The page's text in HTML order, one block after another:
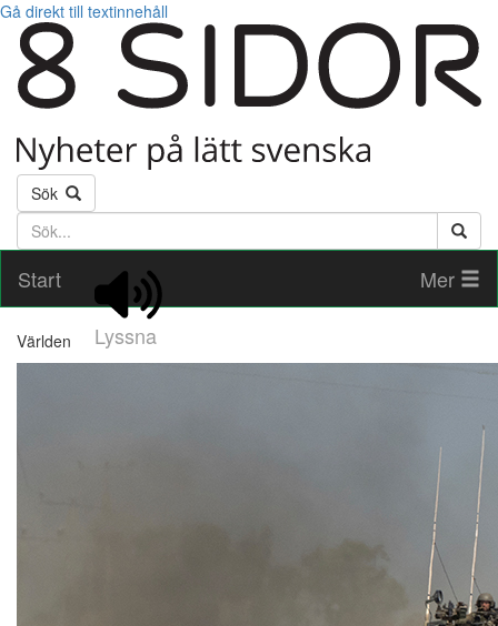
Gå direkt till textinnehåll
Sök
Söktext
Start
Lyssna
Mer
Världen